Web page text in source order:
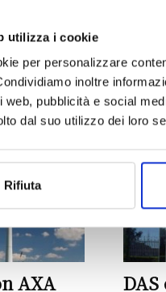
utilizza i cookie
per personalizzare
inoltre
web, pubblicità e social
dal suo utilizzo dei loro
Rifiuta
le
22 Maggio
AXA